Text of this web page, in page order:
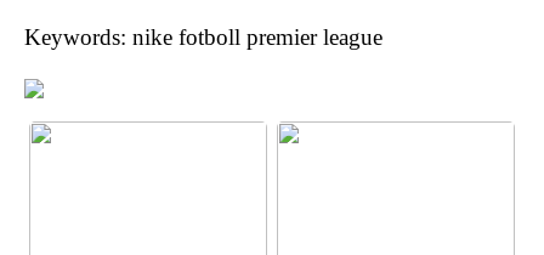
Keywords: nike fotboll premier league